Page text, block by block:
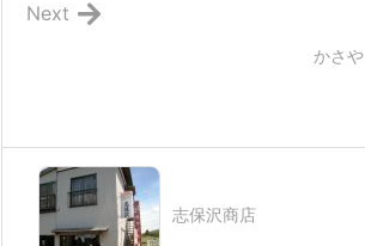
かさや
Next
志保沢商店